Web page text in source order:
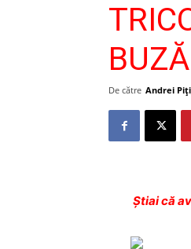
De către Andrei
Ştiai că